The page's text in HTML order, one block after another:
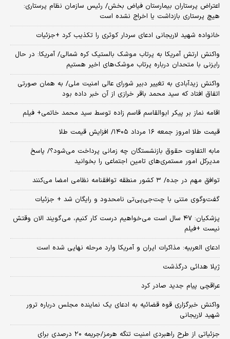
اعتراض پرستاران بیمارستان فیاض بخش/ رئیس سازمان نظام پرستاری:
هیچ پرستاری بازداشت یا اخراج نشده است
خانواده شهید لاریجانی ادعای سردار کوثری را تکذیب کرد +جزئیات
واکنش ارتش آمریکا به پرتاب موشک بالستیک کره شمالی/ آمریکا: در حال
رایزنی با متحدان درباره پرتاب موشک‌های اخیر هستیم
واکنش زیدآبادی به تغییر دبیر شورای عالی امنیت ملی/ به همان صورتی
اتفاق افتاد که سید محمد باقر خرازی از آن خبر داده بود
اقامه نماز بر پیکر ابوالقاسم قاسم زاده توسط سید محمد خاتمی+ فیلم
قیمت طلا امروز جمعه ۱۶ مرداد ۱۴۰۵/ افزایش قیمت طلا
مابه التفاوت حقوق بازنشستگان چه زمانی پرداخت می‌شود؟/ پاسخ
مدیرکل امور مستمری‌های تامین اجتماعی را بخوانید
توافق مهم در جده/ ۳ کشور منطقه توافقنامه نظامی امضا می‌کنند
گفت‌وگوی متنی با چت‌جی‌پی‌تی نامحدود و رایگان شد + جزئیات
پزشکیان: ۴۷ سال است می‌خواهیم درست کار کنیم، می‌گویند الان وقتش
نیست +فیلم
ادعای العربیه: مذاکرات ایران و آمریکا وارد مرحله نهایی شده است
ژیلا هدائی درگذشت
عراقچی پیام جدید صادر کرد
واکنش خبرگزاری قوه قضائیه به ادعای یک نماینده مجلس درباره ترور
شهید لاریجانی
جزئیاتی از طرح راهبردی امنیت تنگه هرمز/جریمه ۲۰ درصدی برای